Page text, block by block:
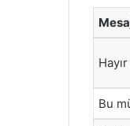
Bu